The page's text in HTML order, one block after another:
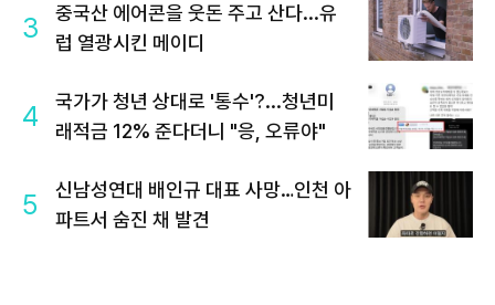
3
중국산 에어콘을 웃돈 주고 산다...유
럽 열광시킨 메이디
4
국가가 청년 상대로 '통수'?...청년미
래적금 12% 준다더니 "응, 오류야"
5
신남성연대 배인규 대표 사망…인천 아
파트서 숨진 채 발견